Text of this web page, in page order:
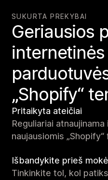
SUKURTA PREKYBAI
Geriausios
internetinės
„Shopify“
Pritaikyta ateičiai
Reguliariai
naujausiomis
Išbandykite prieš
Tinkinkite tol, kol